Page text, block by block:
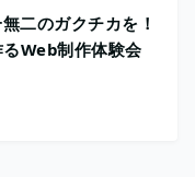
二のガクチカを！
Web制作体験会